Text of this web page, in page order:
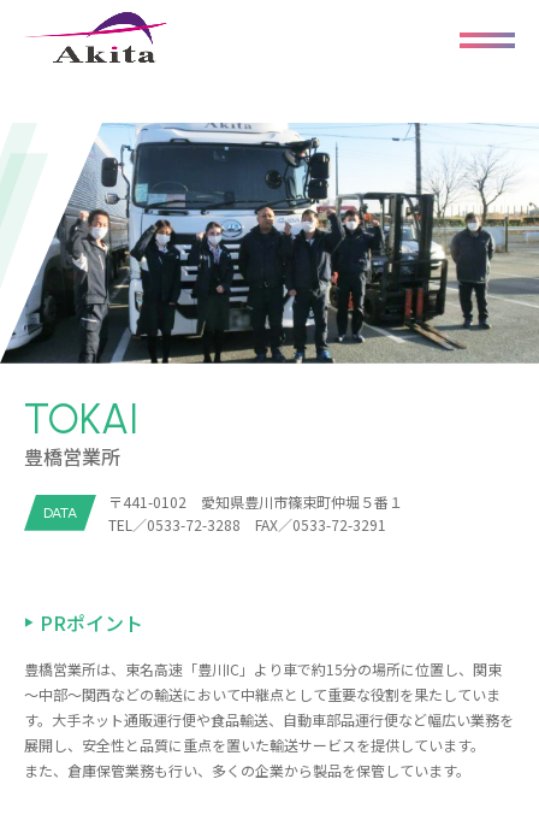
TOKAI
豊橋営業所
DATA
〒441-0102 愛知県豊川市篠束町仲堀５番１
TEL／0533-72-3288 FAX／0533-72-3291
PRポイント
豊橋営業所は、東名高速「豊川IC」より車で約15分の場所に位置し、関東
～中部～関西などの輸送において中継点として重要な役割を果たしていま
す。大手ネット通販運行便や食品輸送、自動車部品運行便など幅広い業務を
展開し、安全性と品質に重点を置いた輸送サービスを提供しています。
また、倉庫保管業務も行い、多くの企業から製品を保管しています。